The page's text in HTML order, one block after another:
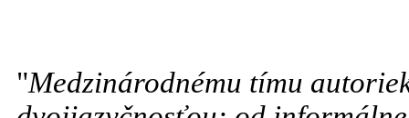
"Medzinárodnému tímu